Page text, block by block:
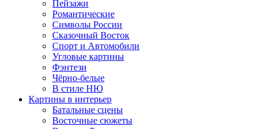
Пейзажи
Романтические
Символы России
Сказочный Восток
Спорт и Автомобили
Угловые картины
Фэнтези
Чёрно-белые
В стиле НЮ
Картины в интерьер
Батальные сцены
Восточные сюжеты